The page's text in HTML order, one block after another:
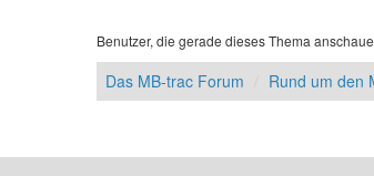
Benutzer, die gerade dieses Thema
Das MB-trac Forum Rund um den